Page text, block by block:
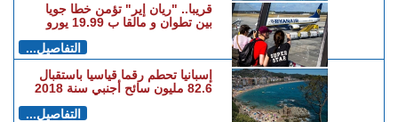
قريبا.. "ريان إير" تؤمن خطا جويا
بين تطوان و مالقا ب 19.99 يورو
التفاصيل...
إسبانيا تحطم رقما قياسيا باستقبال
82.6 مليون سائح أجنبي سنة 2018
التفاصيل...